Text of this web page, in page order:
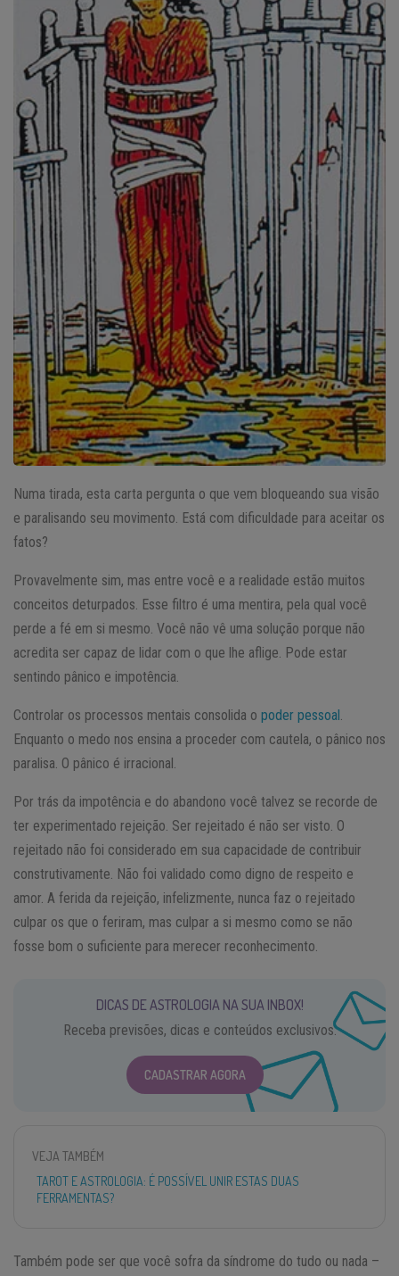
Numa tirada, esta carta pergunta o que vem bloqueando sua visão
e paralisando seu movimento. Está com dificuldade para aceitar os
fatos?
Provavelmente sim, mas entre você e a realidade estão muitos
conceitos deturpados. Esse filtro é uma mentira, pela qual você
perde a fé em si mesmo. Você não vê uma solução porque não
acredita ser capaz de lidar com o que lhe aflige. Pode estar
sentindo pânico e impotência.
Controlar os processos mentais consolida o poder pessoal.
Enquanto o medo nos ensina a proceder com cautela, o pânico nos
paralisa. O pânico é irracional.
Por trás da impotência e do abandono você talvez se recorde de
ter experimentado rejeição. Ser rejeitado é não ser visto. O
rejeitado não foi considerado em sua capacidade de contribuir
construtivamente. Não foi validado como digno de respeito e
amor. A ferida da rejeição, infelizmente, nunca faz o rejeitado
culpar os que o feriram, mas culpar a si mesmo como se não
fosse bom o suficiente para merecer reconhecimento.
DICAS DE ASTROLOGIA NA SUA INBOX!
Receba previsões, dicas e conteúdos exclusivos.
CADASTRAR AGORA
VEJA TAMBÉM
TAROT E ASTROLOGIA: É POSSÍVEL UNIR ESTAS DUAS
FERRAMENTAS?
Também pode ser que você sofra da síndrome do tudo ou nada –